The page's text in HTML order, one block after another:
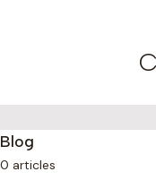
Blog
0 articles